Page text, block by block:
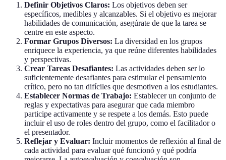
Definir Objetivos Claros: Los objetivos deben ser
específicos, medibles y alcanzables. Si el objetivo es mejorar
habilidades de comunicación, asegúrate de que la tarea se
centre en este aspecto.
Formar Grupos Diversos: La diversidad en los grupos
enriquece la experiencia, ya que reúne diferentes habilidades
y perspectivas.
Crear Tareas Desafiantes: Las actividades deben ser lo
suficientemente desafiantes para estimular el pensamiento
crítico, pero no tan difíciles que desmotiven a los estudiantes.
Establecer Normas de Trabajo: Establecer un conjunto de
reglas y expectativas para asegurar que cada miembro
participe activamente y se respete a los demás. Esto puede
incluir el uso de roles dentro del grupo, como el facilitador o
el presentador.
Reflejar y Evaluar: Incluir momentos de reflexión al final de
cada actividad para evaluar qué funcionó y qué podría